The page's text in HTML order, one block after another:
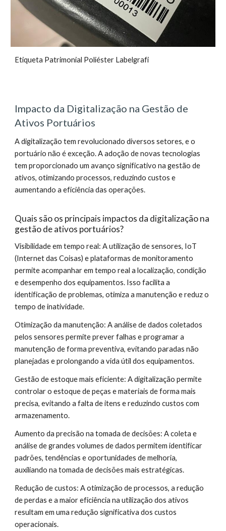
Etiqueta Patrimonial Poliéster Labelgrafi
Impacto da Digitalização na Gestão de
Ativos Portuários
A digitalização tem revolucionado diversos setores, e o
portuário não é exceção. A adoção de novas tecnologias
tem proporcionado um avanço significativo na gestão de
ativos, otimizando processos, reduzindo custos e
aumentando a eficiência das operações.
Quais são os principais impactos da digitalização na
gestão de ativos portuários?
Visibilidade em tempo real: A utilização de sensores, IoT
(Internet das Coisas) e plataformas de monitoramento
permite acompanhar em tempo real a localização, condição
e desempenho dos equipamentos. Isso facilita a
identificação de problemas, otimiza a manutenção e reduz o
tempo de inatividade.
Otimização da manutenção: A análise de dados coletados
pelos sensores permite prever falhas e programar a
manutenção de forma preventiva, evitando paradas não
planejadas e prolongando a vida útil dos equipamentos.
Gestão de estoque mais eficiente: A digitalização permite
controlar o estoque de peças e materiais de forma mais
precisa, evitando a falta de itens e reduzindo custos com
armazenamento.
Aumento da precisão na tomada de decisões: A coleta e
análise de grandes volumes de dados permitem identificar
padrões, tendências e oportunidades de melhoria,
auxiliando na tomada de decisões mais estratégicas.
Redução de custos: A otimização de processos, a redução
de perdas e a maior eficiência na utilização dos ativos
resultam em uma redução significativa dos custos
operacionais.